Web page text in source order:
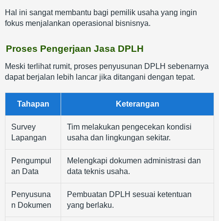
Hal ini sangat membantu bagi pemilik usaha yang ingin
fokus menjalankan operasional bisnisnya.
Proses Pengerjaan Jasa DPLH
Meski terlihat rumit, proses penyusunan DPLH sebenarnya
dapat berjalan lebih lancar jika ditangani dengan tepat.
Tahapan Keterangan
Survey
Lapangan
Tim melakukan pengecekan kondisi
usaha dan lingkungan sekitar.
Pengumpul
an Data
Melengkapi dokumen administrasi dan
data teknis usaha.
Penyusuna
n Dokumen
Pembuatan DPLH sesuai ketentuan
yang berlaku.